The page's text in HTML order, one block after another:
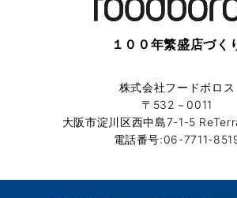
１００年繁盛店づく
株式会社フードボロス
〒532－0011
大阪市淀川区西中島7-1-5
電話番号:06-7711-